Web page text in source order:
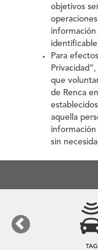
objetivos
Para
que
de Renca
aquella
información
sin
TAG
Previous